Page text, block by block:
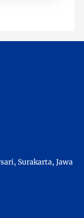
Surakarta, Jawa